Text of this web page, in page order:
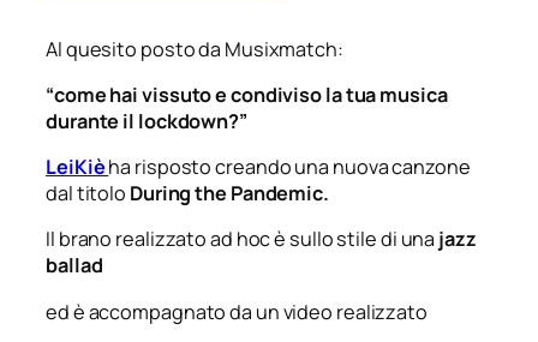
Al quesito posto da Musixmatch:
“come hai vissuto e condiviso la tua musica
durante il lockdown?”
LeiKièha risposto creando una nuova canzone
dal titolo During the Pandemic.
Il brano realizzato ad hoc è sullo stile di una jazz
ballad
ed è accompagnato da un video realizzato